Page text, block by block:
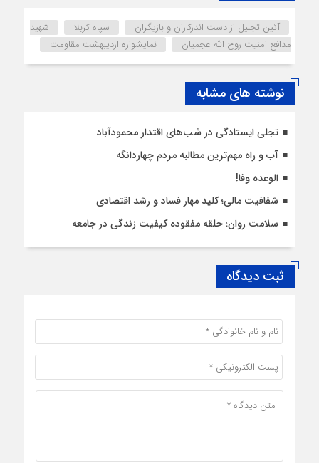
آئین تجلیل از دست اندرکاران و بازیگران سپاه کربلا
شهید
مدافع امنیت روح الله عجمیان
نمایشواره اردیبهشت مقاومت
نوشته های مشابه
تجلی ایستادگی در شب‌های اقتدار محمودآباد
آب و راه مهم‌ترین مطالبه مردم چهاردانگه
الوعده وفا!
شفافیت مالی؛ کلید مهار فساد و رشد اقتصادی
سلامت روان؛ حلقه مفقوده کیفیت زندگی در جامعه
ثبت دیدگاه